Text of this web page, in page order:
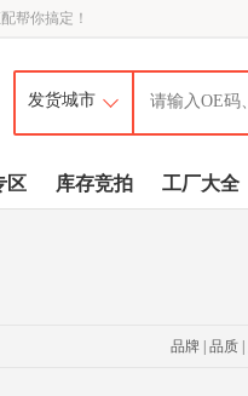
帮你搞定！
区 库存竞拍 工厂大全
品牌 | 品质